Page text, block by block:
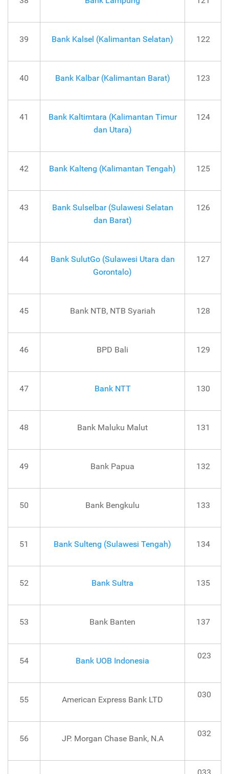
39 Bank Kalsel (Kalimantan Selatan) 122
40 Bank Kalbar (Kalimantan Barat) 123
41
Bank Kaltimtara (Kalimantan Timur
dan Utara)
124
42 Bank Kalteng (Kalimantan Tengah) 125
43
Bank Sulselbar (Sulawesi Selatan
dan Barat)
126
44
Bank SulutGo (Sulawesi Utara dan
Gorontalo)
127
45 Bank NTB, NTB Syariah 128
46 BPD Bali 129
47 Bank NTT 130
48 Bank Maluku Malut 131
49 Bank Papua 132
50 Bank Bengkulu 133
51 Bank Sulteng (Sulawesi Tengah) 134
52 Bank Sultra 135
53 Bank Banten 137
54 Bank UOB Indonesia
023
55 American Express Bank LTD
030
56 JP. Morgan Chase Bank, N.A
032